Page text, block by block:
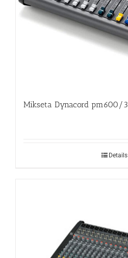
Mikseta Dynacord pm600/3
Details